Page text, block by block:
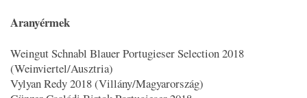
Aranyérmek
Weingut Schnabl Blauer Portugieser Selection 2018
(Weinviertel/Ausztria)
Vylyan Redy 2018 (Villány/Magyarország)